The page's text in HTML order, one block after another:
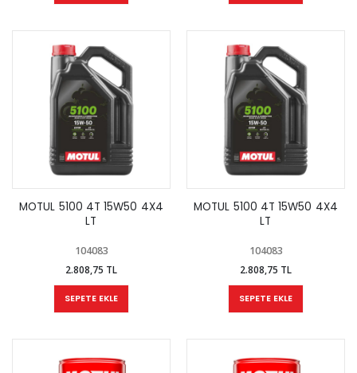
MOTUL 5100 4T 15W50 4X4
LT
104083
2.808,75 TL
SEPETE EKLE
MOTUL 5100 4T 15W50 4X4
LT
104083
2.808,75 TL
SEPETE EKLE